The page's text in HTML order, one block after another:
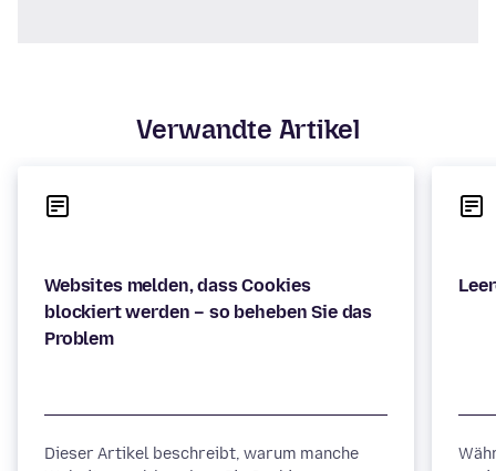
Verwandte Artikel
Websites melden, dass Cookies
blockiert werden – so beheben Sie das
Problem
Dieser Artikel beschreibt, warum manche